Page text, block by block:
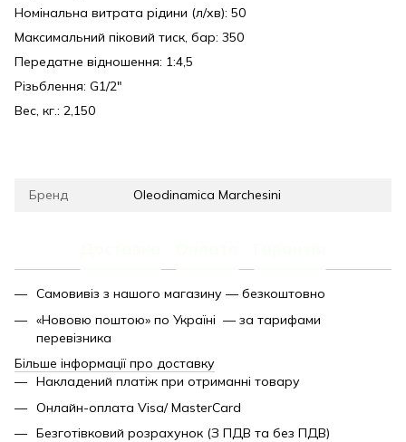
Номінальна витрата рідини (л/хв): 50
Максимальний піковий тиск, бар: 350
Передатне відношення: 1:4,5
Різьблення: G1/2"
Вес, кг.: 2,150
Бренд Oleodinamica Marchesini
Самовивіз з нашого магазину — безкоштовно
«Нововю поштою» по Україні — за тарифами
перевізника
Більше інформації про доставку
Накладений платіж при отриманні товару
Онлайн-оплата Visa/ MasterCard
Безготівковий розрахунок (З ПДВ та без ПДВ)